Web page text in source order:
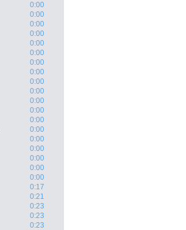
0:00
0:00
0:00
0:00
0:00
0:00
0:00
0:00
0:00
0:00
0:00
0:00
0:00
0:00
0:00
0:00
0:00
0:00
0:00
0:17
0:21
0:23
0:23
0:23